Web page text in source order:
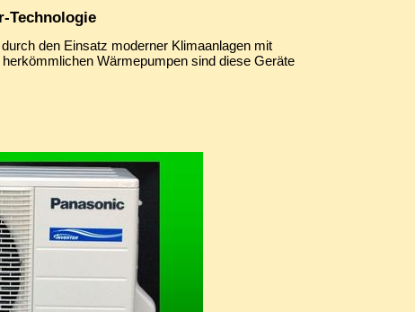
Technologie
den Einsatz moderner Klimaanlagen mit
Wärmepumpen sind diese Geräte